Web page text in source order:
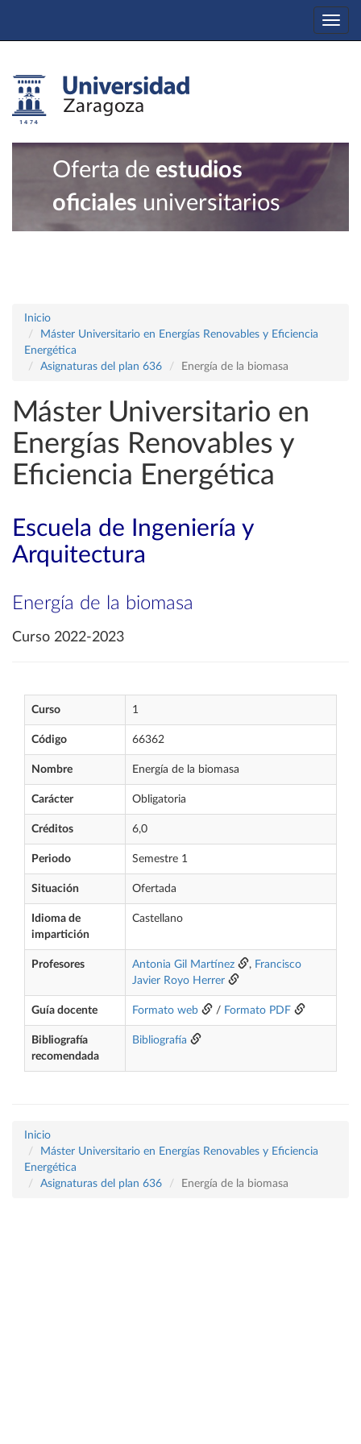
Oferta de estudios
oficiales universitarios
Inicio
Máster Universitario en Energías Renovables y Eficiencia
Energética
Asignaturas del plan 636
Energía de la biomasa
Máster Universitario en
Energías Renovables y
Eficiencia Energética
Escuela de Ingeniería y
Arquitectura
Energía de la biomasa
Curso 2022-2023
Curso 1
Código 66362
Nombre Energía de la biomasa
Carácter Obligatoria
Créditos 6,0
Periodo Semestre 1
Situación Ofertada
Idioma de
impartición
Castellano
Profesores Antonia Gil Martínez , Francisco
Javier Royo Herrer
Guía docente Formato web / Formato PDF
Bibliografía
recomendada
Bibliografía
Inicio
Máster Universitario en Energías Renovables y Eficiencia
Energética
Asignaturas del plan 636
Energía de la biomasa